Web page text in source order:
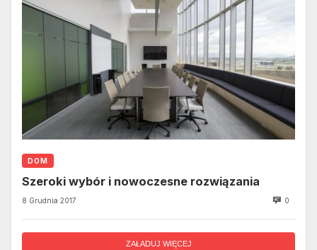
DOM
Szeroki wybór i nowoczesne rozwiązania
8 Grudnia 2017 0
ZAŁADUJ WIĘCEJ